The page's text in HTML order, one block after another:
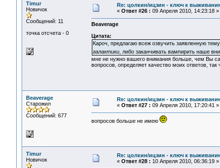
Timur
Новичок
Сообщений: 11
точка отсчета - 0
Re: цолкин/ицзин - ключ к
« Ответ #26 : 09 Апреля 2010, 14:23:18 »
Beaverage
Цитата:
Кароч, предлагаю всеж озвучить заявленную
галактики, либо заканчивать вампирить наше
мне не нужно вашего внимания больше, чем Вы
вопросов, определяет качество моих ответов, так
Beaverage
Старожил
Сообщений: 677
Re: цолкин/ицзин - ключ к
« Ответ #27 : 09 Апреля 2010, 17:20:41 »
вопросов больше не имею
Timur
Новичок
Re: цолкин/ицзин - ключ к
« Ответ #28 : 10 Апреля 2010, 06:36:19 »